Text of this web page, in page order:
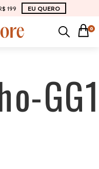
199 EU QUERO
0